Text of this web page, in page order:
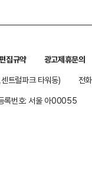
집규약
광고제휴문의
트럴파크 타워동)
전
록번호: 서울 아00055